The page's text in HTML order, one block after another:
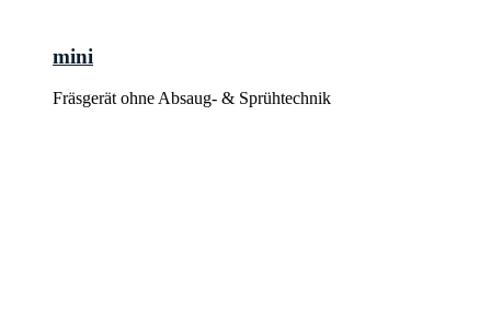
mini
Fräsgerät ohne Absaug- & Sprühtechnik